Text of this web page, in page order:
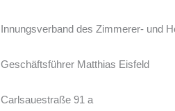
Innungsverband des Zimmerer- und
Geschäftsführer Matthias Eisfeld
Carlsauestraße 91 a